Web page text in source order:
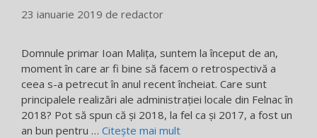
23 ianuarie 2019 de redactor
Domnule primar Ioan Malița, suntem la început de an,
moment în care ar fi bine să facem o retrospectivă a
ceea s-a petrecut în anul recent încheiat. Care sunt
principalele realizări ale administrației locale din Felnac în
2018? Pot să spun că și 2018, la fel ca și 2017, a fost un
an bun pentru … Citește mai mult